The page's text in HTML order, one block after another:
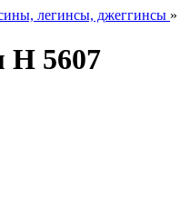
легинсы, джеггинсы »
Н 5607